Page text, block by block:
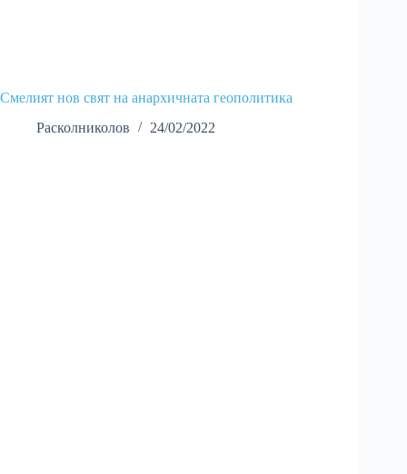
Смелият нов свят на анархичната геополитика
Расколниколов
24/02/2022